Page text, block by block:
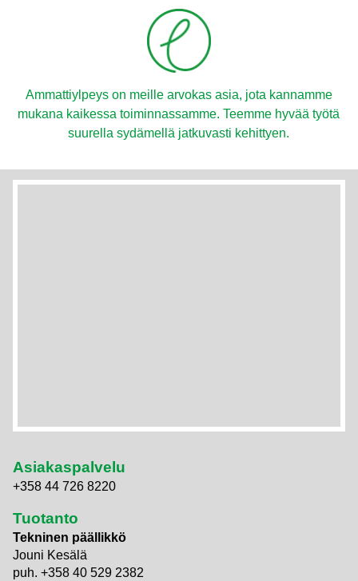
Ammattiylpeys on meille arvokas asia, jota kannamme
mukana kaikessa toiminnassamme. Teemme hyvää työtä
suurella sydämellä jatkuvasti kehittyen.
Asiakaspalvelu
+358 44 726 8220
Tuotanto
Tekninen päällikkö
Jouni Kesälä
puh. +358 40 529 2382